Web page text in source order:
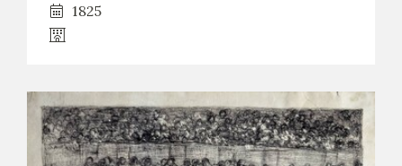
PREMIO ARAGÓN GOYA
PUBLICACIONES
1825